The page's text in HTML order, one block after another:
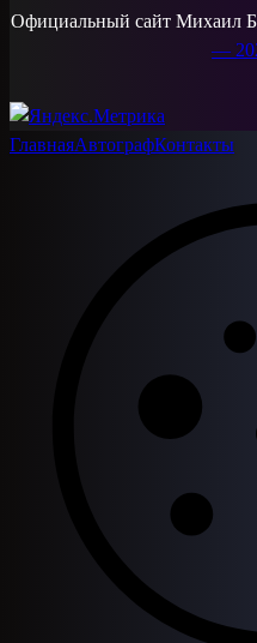
Официальный сайт Михаил
—
ГлавнаяАвтографКонтакты